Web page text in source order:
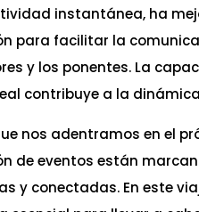
instantánea, ha
para facilitar la
y los ponentes. La
contribuye a la
nos adentramos en el
de eventos están
y conectadas. En este